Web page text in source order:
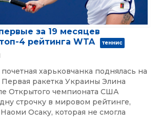
за 19 месяцев
4 рейтинга WTA
теннис
харьковчанка поднялась на
ракетка Украины Элина
Открытого чемпионата США
строчку в мировом рейтинге,
Осаку, которая не смогла